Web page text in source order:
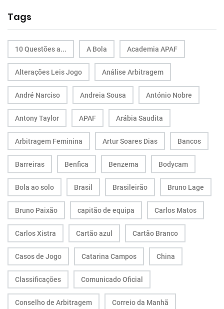
Tags
10 Questões a... A Bola Academia APAF
Alterações Leis Jogo Análise Arbitragem
André Narciso Andreia Sousa António Nobre
Antony Taylor APAF Arábia Saudita
Arbitragem Feminina Artur Soares Dias Bancos
Barreiras Benfica Benzema Bodycam
Bola ao solo Brasil Brasileirão Bruno Lage
Bruno Paixão capitão de equipa Carlos Matos
Carlos Xistra Cartão azul Cartão Branco
Casos de Jogo Catarina Campos China
Classificações Comunicado Oficial
Conselho de Arbitragem Correio da Manhã